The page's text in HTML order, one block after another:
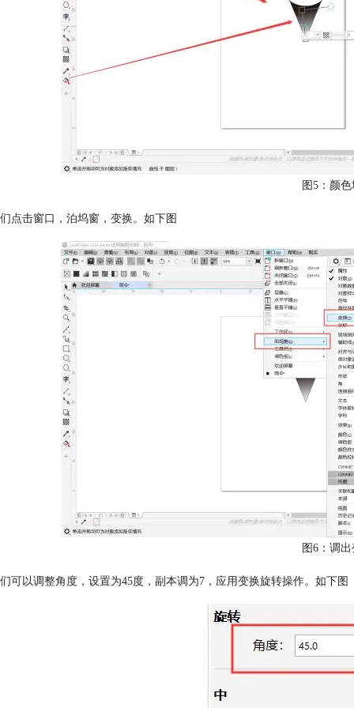
图5：颜
点击窗口，泊坞窗，变换。如下图
图6：调
可以调整角度，设置为45度，副本调为7，应用变换旋转操作。如下图